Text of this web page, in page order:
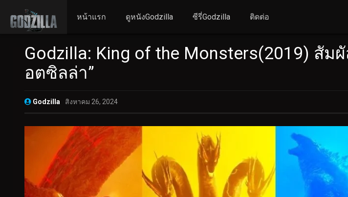
หน้าแรก ดูหนังGodzilla ซีรี่Godzilla ติดต่อ
Godzilla: King of the Monsters(2019) สั
อตซิลล่า”
Godzilla สิงหาคม 26, 2024